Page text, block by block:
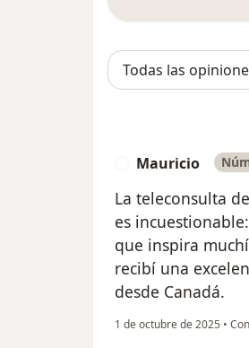
Mauricio
La teleconsulta
es
que inspira
recibí una
desde Canadá.
1 de octubre de 2025 •